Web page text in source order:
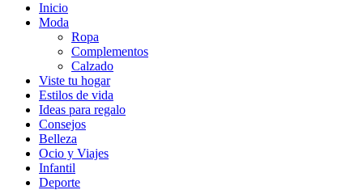
Inicio
Moda
Ropa
Complementos
Calzado
Viste tu hogar
Estilos de vida
Ideas para regalo
Consejos
Belleza
Ocio y Viajes
Infantil
Deporte